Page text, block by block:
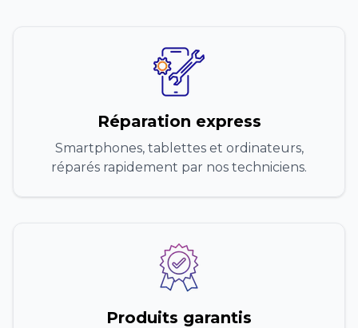
Réparation express
Smartphones, tablettes et ordinateurs,
réparés rapidement par nos techniciens.
Produits garantis